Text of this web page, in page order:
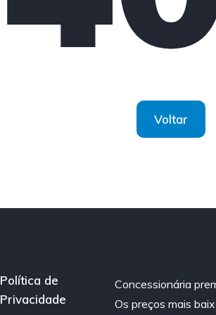
Voltar
Política de
Privacidade
Concessionária
Os preços mais